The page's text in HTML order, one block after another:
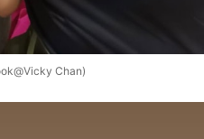
Chan)